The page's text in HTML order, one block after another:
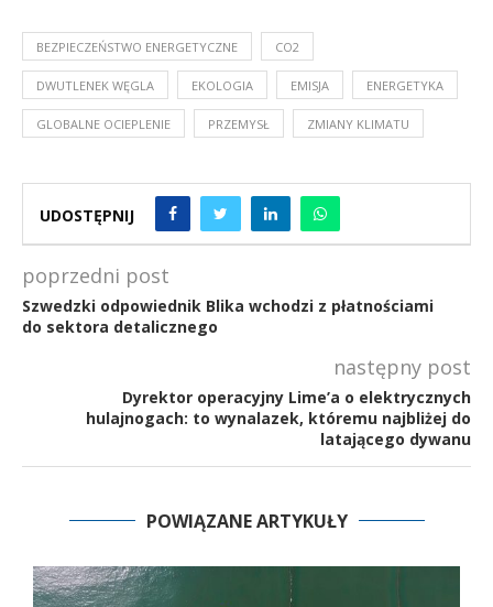
BEZPIECZEŃSTWO ENERGETYCZNE CO2
DWUTLENEK WĘGLA EKOLOGIA EMISJA ENERGETYKA
GLOBALNE OCIEPLENIE PRZEMYSŁ ZMIANY KLIMATU
UDOSTĘPNIJ
poprzedni post
Szwedzki odpowiednik Blika wchodzi z płatnościami
do sektora detalicznego
następny post
Dyrektor operacyjny Lime’a o elektrycznych
hulajnogach: to wynalazek, któremu najbliżej do
latającego dywanu
POWIĄZANE ARTYKUŁY